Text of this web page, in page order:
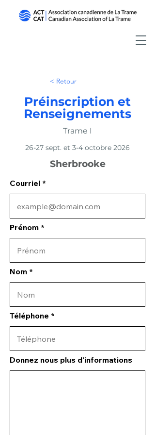
< Retour
Préinscription et
Renseignements
Trame I
26-27 sept. et 3-4 octobre 2026
Sherbrooke
Courriel
Prénom
Nom
Téléphone
Donnez nous plus d'informations